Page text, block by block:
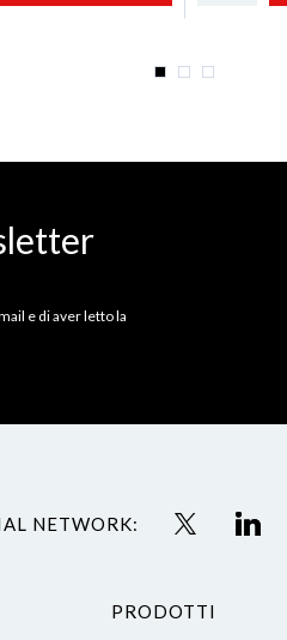
e di aver letto la
NETWORK:
PRODOTTI